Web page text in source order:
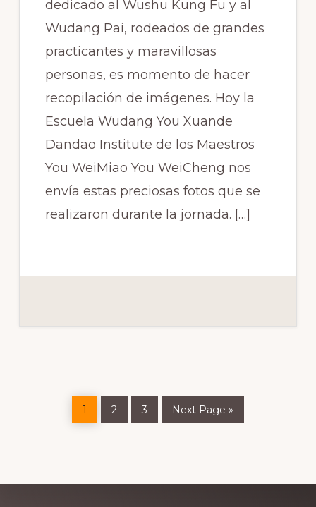
dedicado al Wushu Kung Fu y al
Wudang Pai, rodeados de grandes
practicantes y maravillosas
personas, es momento de hacer
recopilación de imágenes. Hoy la
Escuela Wudang You Xuande
Dandao Institute de los Maestros
You WeiMiao You WeiCheng nos
envía estas preciosas fotos que se
realizaron durante la jornada. […]
1 2 3 to
Next Page »